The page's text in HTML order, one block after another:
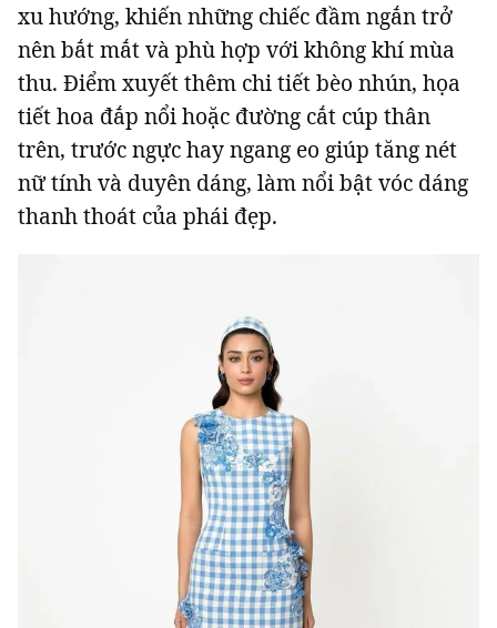
xu hướng, khiến những chiếc đầm ngắn trở
nên bắt mắt và phù hợp với không khí mùa
thu. Điểm xuyết thêm chi tiết bèo nhún, họa
tiết hoa đắp nổi hoặc đường cắt cúp thân
trên, trước ngực hay ngang eo giúp tăng nét
nữ tính và duyên dáng, làm nổi bật vóc dáng
thanh thoát của phái đẹp.